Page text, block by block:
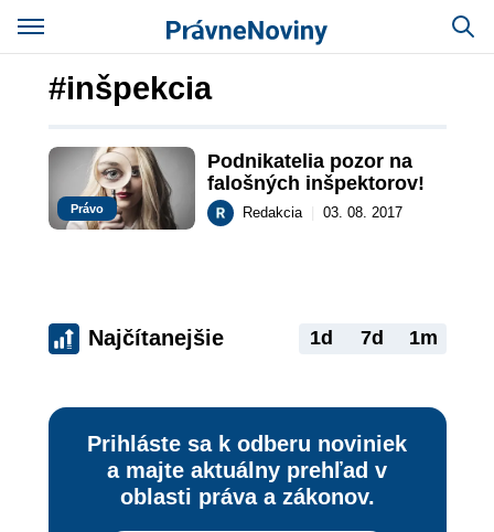
#inšpekcia
Právo
Podnikatelia pozor na
falošných inšpektorov!
Redakcia 03. 08. 2017
Najčítanejšie 1d 7d 1m
Prihláste sa k odberu noviniek
a majte aktuálny prehľad v
oblasti práva a zákonov.